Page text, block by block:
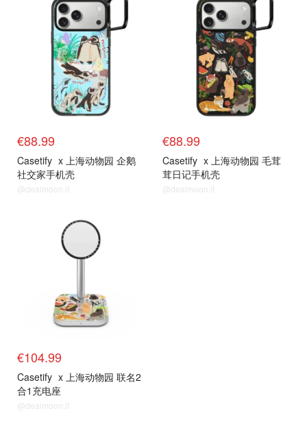
€88.99
Casetify x 上海动物园 企鹅
社交家手机壳
@dealmoon.it
€88.99
Casetify x 上海动物园 毛茸
茸日记手机壳
@dealmoon.it
€104.99
Casetify x 上海动物园 联名2
合1充电座
@dealmoon.it